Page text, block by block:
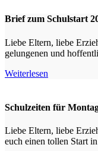
Brief zum Schulstart
Liebe Eltern, liebe
gelungenen und
Weiterlesen
Schulzeiten für
Liebe Eltern, liebe
euch einen tollen Start